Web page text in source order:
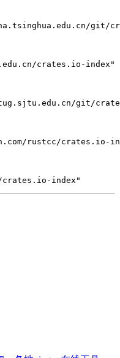
git/
crates.io-index"
git/
rustcc/crates.io-